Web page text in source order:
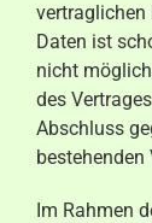
vertraglichen
Daten ist
nicht
des
Abschluss
bestehenden
Im Rahmen